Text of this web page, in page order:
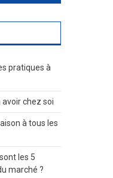
pratiques à
avoir chez soi
à tous les
les 5
marché ?